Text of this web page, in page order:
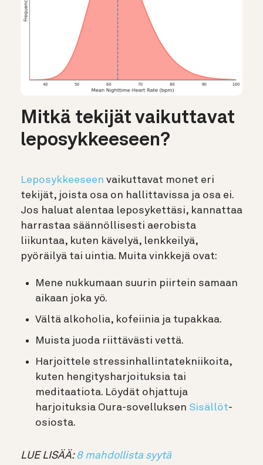
Mitkä tekijät vaikuttavat
leposykkeeseen?
Leposykkeeseen vaikuttavat monet eri
tekijät, joista osa on hallittavissa ja osa ei.
Jos haluat alentaa leposykettäsi, kannattaa
harrastaa säännöllisesti aerobista
liikuntaa, kuten kävelyä, lenkkeilyä,
pyöräilyä tai uintia. Muita vinkkejä ovat:
Mene nukkumaan suurin piirtein samaan
aikaan joka yö.
Vältä alkoholia, kofeiinia ja tupakkaa.
Muista juoda riittävästi vettä.
Harjoittele stressinhallintatekniikoita,
kuten hengitysharjoituksia tai
meditaatiota. Löydät ohjattuja
harjoituksia Oura-sovelluksen Sisällöt-
osiosta.
LUE LISÄÄ:8 mahdollista syytä